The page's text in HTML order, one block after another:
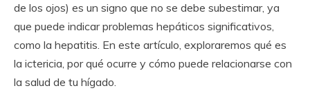
de los ojos) es un signo que no se debe subestimar, ya
que puede indicar problemas hepáticos significativos,
como la hepatitis. En este artículo, exploraremos qué es
la ictericia, por qué ocurre y cómo puede relacionarse con
la salud de tu hígado.